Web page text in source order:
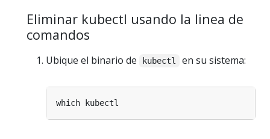
Eliminar kubectl usando la linea de
comandos
Ubique el binario de kubectl en su sistema: